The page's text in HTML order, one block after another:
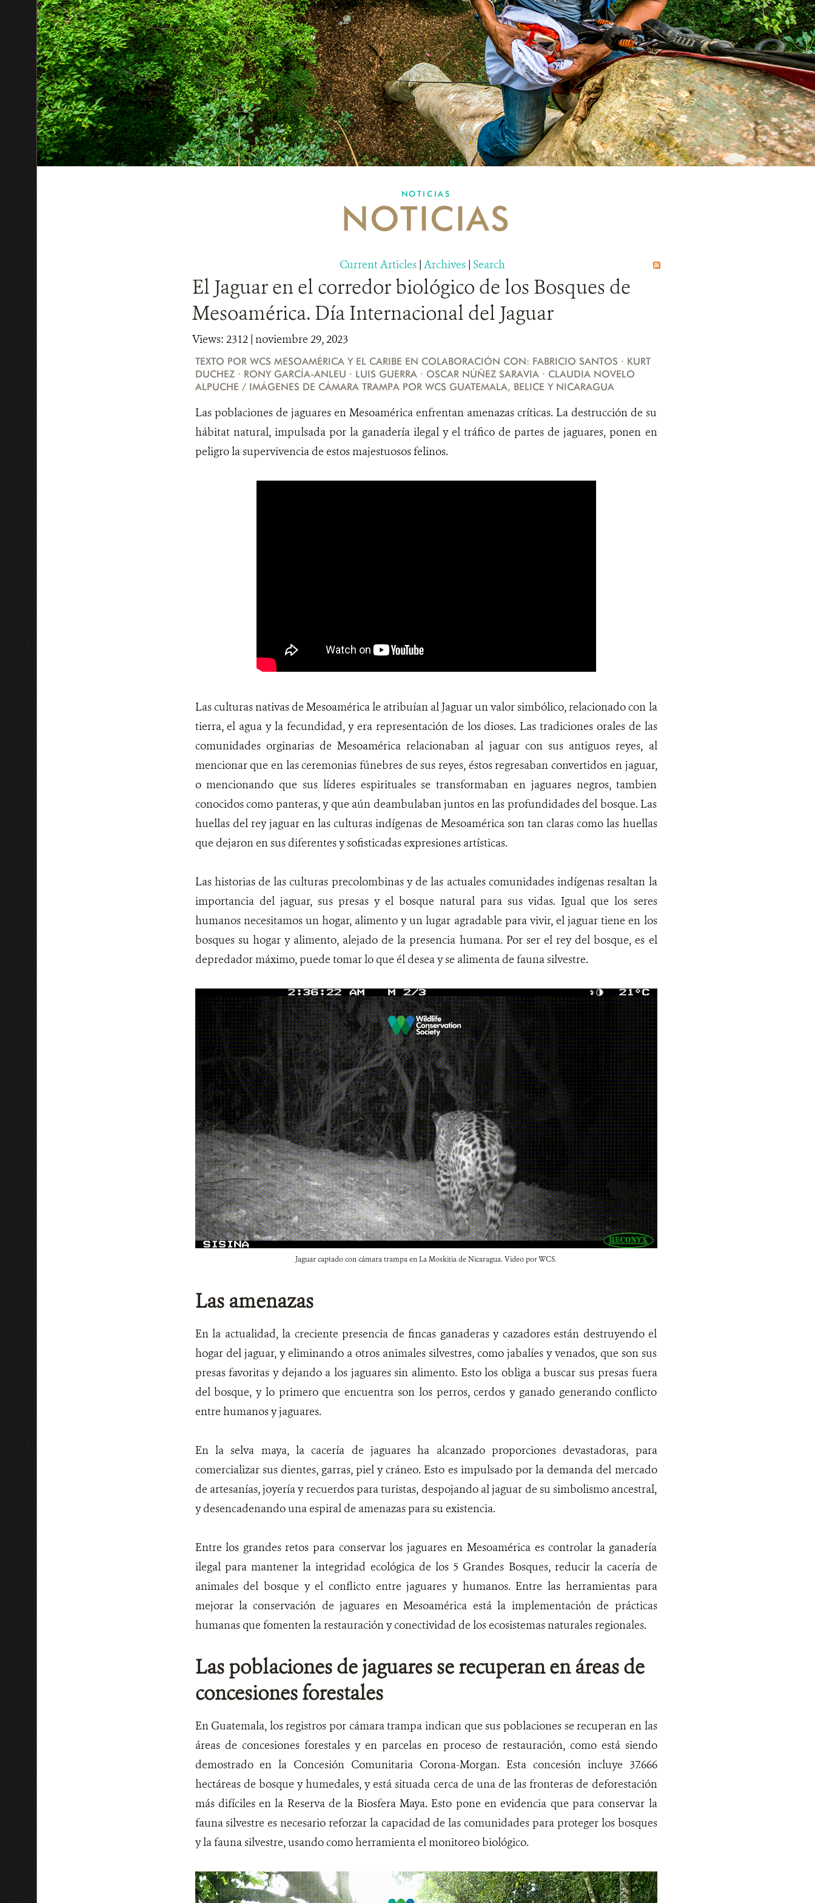
NOTICIAS
NOTICIAS
Current Articles | Archives | Search
El Jaguar en el corredor biológico de los Bosques de
Mesoamérica. Día Internacional del Jaguar
Views: 2312| noviembre 29, 2023
TEXTO POR WCS MESOAMÉRICA Y EL CARIBE EN COLABORACIÓN CON: FABRICIO SANTOS · KURT
DUCHEZ · RONY GARCÍA-ANLEU · LUIS GUERRA · OSCAR NÚÑEZ SARAVIA · CLAUDIA NOVELO
ALPUCHE / IMÁGENES DE CÁMARA TRAMPA POR WCS GUATEMALA, BELICE Y NICARAGUA
Las poblaciones de jaguares en Mesoamérica enfrentan amenazas críticas. La destrucción de su
hábitat natural, impulsada por la ganadería ilegal y el tráfico de partes de jaguares, ponen en
peligro la supervivencia de estos majestuosos felinos.
Las culturas nativas de Mesoamérica le atribuían al Jaguar un valor simbólico, relacionado con la
tierra, el agua y la fecundidad, y era representación de los dioses. Las tradiciones orales de las
comunidades orginarias de Mesoamérica relacionaban al jaguar con sus antiguos reyes, al
mencionar que en las ceremonias fúnebres de sus reyes, éstos regresaban convertidos en jaguar,
o mencionando que sus líderes espirituales se transformaban en jaguares negros, tambien
conocidos como panteras, y que aún deambulaban juntos en las profundidades del bosque. Las
huellas del rey jaguar en las culturas indígenas de Mesoamérica son tan claras como las huellas
que dejaron en sus diferentes y sofisticadas expresiones artísticas.
Las historias de las culturas precolombinas y de las actuales comunidades indígenas resaltan la
importancia del jaguar, sus presas y el bosque natural para sus vidas. Igual que los seres
humanos necesitamos un hogar, alimento y un lugar agradable para vivir, el jaguar tiene en los
bosques su hogar y alimento, alejado de la presencia humana. Por ser el rey del bosque, es el
depredador máximo, puede tomar lo que él desea y se alimenta de fauna silvestre.
Jaguar captado con cámara trampa en La Moskitia de Nicaragua. Video por WCS.
Las amenazas
En la actualidad, la creciente presencia de fincas ganaderas y cazadores están destruyendo el
hogar del jaguar, y eliminando a otros animales silvestres, como jabalíes y venados, que son sus
presas favoritas y dejando a los jaguares sin alimento. Esto los obliga a buscar sus presas fuera
del bosque, y lo primero que encuentra son los perros, cerdos y ganado generando conflicto
entre humanos y jaguares.
En la selva maya, la cacería de jaguares ha alcanzado proporciones devastadoras, para
comercializar sus dientes, garras, piel y cráneo. Esto es impulsado por la demanda del mercado
de artesanías, joyería y recuerdos para turistas, despojando al jaguar de su simbolismo ancestral,
y desencadenando una espiral de amenazas para su existencia.
Entre los grandes retos para conservar los jaguares en Mesoamérica es controlar la ganadería
ilegal para mantener la integridad ecológica de los 5 Grandes Bosques, reducir la cacería de
animales del bosque y el conflicto entre jaguares y humanos. Entre las herramientas para
mejorar la conservación de jaguares en Mesoamérica está la implementación de prácticas
humanas que fomenten la restauración y conectividad de los ecosistemas naturales regionales.
Las poblaciones de jaguares se recuperan en áreas de
concesiones forestales
En Guatemala, los registros por cámara trampa indican que sus poblaciones se recuperan en las
áreas de concesiones forestales y en parcelas en proceso de restauración, como está siendo
demostrado en la Concesión Comunitaria Corona-Morgan. Esta concesión incluye 37.666
hectáreas de bosque y humedales, y está situada cerca de una de las fronteras de deforestación
más difíciles en la Reserva de la Biosfera Maya. Esto pone en evidencia que para conservar la
fauna silvestre es necesario reforzar la capacidad de las comunidades para proteger los bosques
y la fauna silvestre, usando como herramienta el monitoreo biológico.